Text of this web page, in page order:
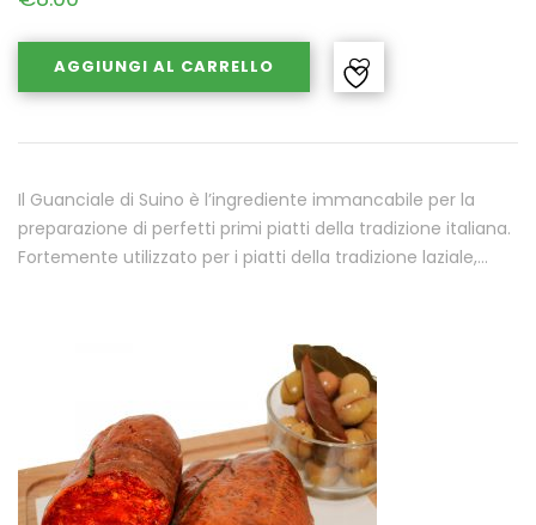
AGGIUNGI AL CARRELLO
Il Guanciale di Suino è l’ingrediente immancabile per la
preparazione di perfetti primi piatti della tradizione italiana.
Fortemente utilizzato per i piatti della tradizione laziale,…